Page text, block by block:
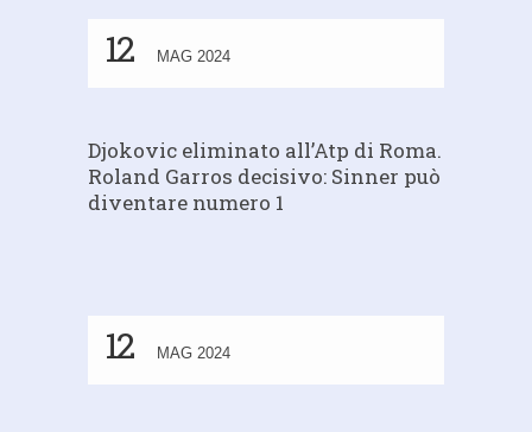
12 MAG 2024
Djokovic eliminato all’Atp di Roma.
Roland Garros decisivo: Sinner può
diventare numero 1
12 MAG 2024